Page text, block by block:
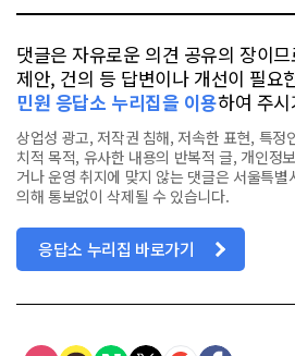
댓글은 자유로운 의견 공유의 장이
제안, 건의 등 답변이나 개선이 필요
민원 응답소 누리집을 이용하여 주
상업성 광고, 저작권 침해, 저속한 표현, 특정
치적 목적, 유사한 내용의 반복적 글, 개인정
거나 운영 취지에 맞지 않는 댓글은 서울특
의해 통보없이 삭제될 수 있습니다.
응답소 누리집 바로가기